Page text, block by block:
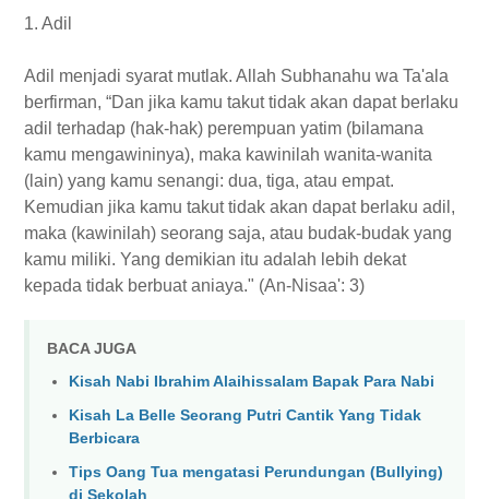
1. Adil
Adil menjadi syarat mutlak. Allah Subhanahu wa Ta'ala
berfirman, “Dan jika kamu takut tidak akan dapat berlaku
adil terhadap (hak-hak) perempuan yatim (bilamana
kamu mengawininya), maka kawinilah wanita-wanita
(lain) yang kamu senangi: dua, tiga, atau empat.
Kemudian jika kamu takut tidak akan dapat berlaku adil,
maka (kawinilah) seorang saja, atau budak-budak yang
kamu miliki. Yang demikian itu adalah lebih dekat
kepada tidak berbuat aniaya." (An-Nisaa': 3)
BACA JUGA
Kisah Nabi Ibrahim Alaihissalam Bapak Para Nabi
Kisah La Belle Seorang Putri Cantik Yang Tidak
Berbicara
Tips Oang Tua mengatasi Perundungan (Bullying)
di Sekolah